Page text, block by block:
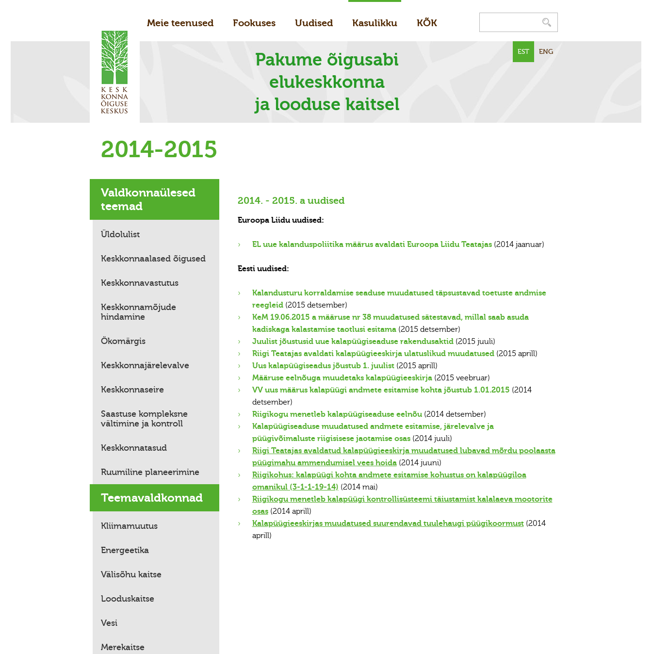
Meie teenused Fookuses Uudised Kasulikku KÕK
EST ENG
Pakume õigusabi
elukeskkonna
ja looduse kaitsel
2014-2015
Valdkonnaülesed
teemad
Üldolulist
Keskkonnaalased õigused
Keskkonnavastutus
Keskkonnamõjude
hindamine
Ökomärgis
Keskkonnajärelevalve
Keskkonnaseire
Saastuse kompleksne
vältimine ja kontroll
Keskkonnatasud
Ruumiline planeerimine
Teemavaldkonnad
Kliimamuutus
Energeetika
Välisõhu kaitse
Looduskaitse
Vesi
Merekaitse
2014. - 2015. a uudised
Euroopa Liidu uudised:
EL uue kalanduspoliitika määrus avaldati Euroopa Liidu Teatajas(2014 jaanuar)
Eesti uudised:
Kalandusturu korraldamise seaduse muudatused täpsustavad toetuste andmise
reegleid(2015 detsember)
KeM 19.06.2015 a määruse nr 38 muudatused sätestavad, millal saab asuda
kadiskaga kalastamise taotlusi esitama(2015 detsember)
Juulist jõustusid uue kalapüügiseaduse rakendusaktid(2015 juuli)
Riigi Teatajas avaldati kalapüügieeskirja ulatuslikud muudatused(2015 aprill)
Uus kalapüügiseadus jõustub 1. juulist(2015 aprill)
Määruse eelnõuga muudetaks kalapüügieeskirja(2015 veebruar)
VV uus määrus kalapüügi andmete esitamise kohta jõustub 1.01.2015 (2014
detsember)
Riigikogu menetleb kalapüügiseaduse eelnõu(2014 detsember)
Kalapüügiseaduse muudatused andmete esitamise, järelevalve ja
püügivõimaluste riigisisese jaotamise osas(2014 juuli)
Riigi Teatajas avaldatud kalapüügieeskirja muudatused lubavad mõrdu poolaasta
püügimahu ammendumisel vees hoida(2014 juuni)
Riigikohus: kalapüügi kohta andmete esitamise kohustus on kalapüügiloa
omanikul (3-1-1-19-14) (2014 mai)
Riigikogu menetleb kalapüügi kontrollisüsteemi täiustamist kalalaeva mootorite
osas(2014 aprill)
Kalapüügieeskirjas muudatused suurendavad tuulehaugi püügikoormust(2014
aprill)